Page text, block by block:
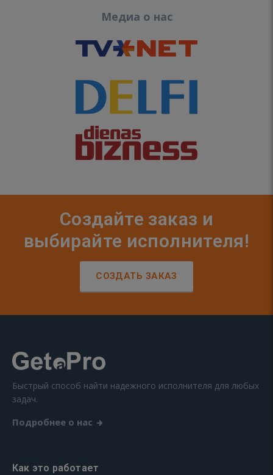
Медиа о нас
Создайте заказ и
выбирайте исполнителя!
СОЗДАТЬ ЗАКАЗ
Быстрый способ найти надежного исполнителя для любых
задач.
Подробнее о нас
Как это работает